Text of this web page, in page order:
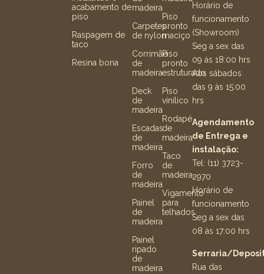
acabamento de
piso
Raspagem de
taco
Resina bona
madeira
Carpetes
de nylon
Corrimão
de
madeira
Deck
de
madeira
Escadas
de
madeira
Forro
de
madeira
Painel
de
madeira
Painel
ripado
de
madeira
Piso
pronto
maciço
Piso
pronto
estruturado
Piso
vinílico
Rodapé
de
madeira
Taco
de
madeira
Vigamento
para
telhados
Horário de
funcionamento
(Showroom)
Seg a sex das
09 às 18:00 hrs
Aos sábados
das 9 às 15:00
hrs
Agendamento
de Entrega e
instalação:
Tel: (11) 3723-
2970
Horário de
funcionamento
Seg a sex das
08 às 17:00 hrs
Serraria/
Rua das